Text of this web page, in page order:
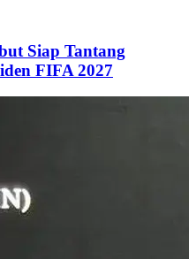
Siap Tantang
FIFA 2027